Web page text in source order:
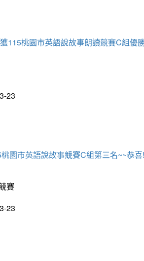
115桃園市英語說故事朗讀競賽C組優
23
園市英語說故事競賽C組第三名~~恭喜
賽
23